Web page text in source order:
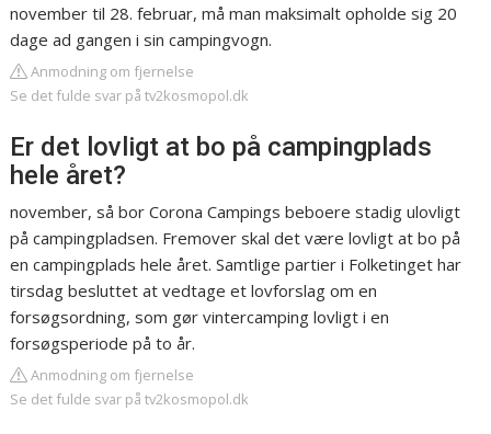
november til 28. februar, må man maksimalt opholde sig 20
dage ad gangen i sin campingvogn.
Anmodning om fjernelse
Se det fulde svar på tv2kosmopol.dk
Er det lovligt at bo på campingplads
hele året?
november, så bor Corona Campings beboere stadig ulovligt
på campingpladsen. Fremover skal det være lovligt at bo på
en campingplads hele året. Samtlige partier i Folketinget har
tirsdag besluttet at vedtage et lovforslag om en
forsøgsordning, som gør vintercamping lovligt i en
forsøgsperiode på to år.
Anmodning om fjernelse
Se det fulde svar på tv2kosmopol.dk